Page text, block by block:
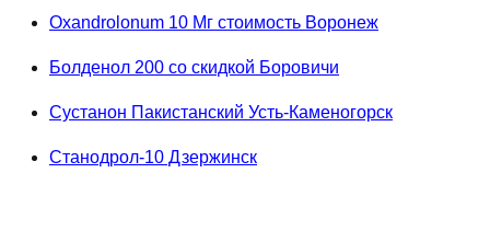
Oxandrolonum 10 Мг стоимость Воронеж
Болденол 200 со скидкой Боровичи
Сустанон Пакистанский Усть-Каменогорск
Станодрол-10 Дзержинск